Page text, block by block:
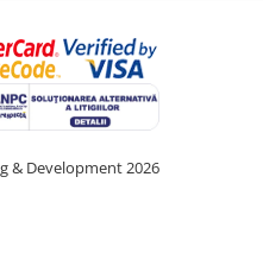
& Development 2026